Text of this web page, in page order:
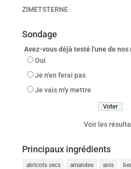
ZIMETSTERNE
Sondage
Avez-vous déjà testé l'une de
Oui
Je n'en ferai pas
Je vais m'y mettre
Voir les
Principaux ingrédients
abricots secs amandes anis